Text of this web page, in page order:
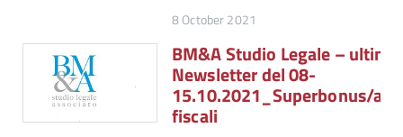
8 October 2021
BM&A Studio Legale – ultima
Newsletter del 08-
15.10.2021_Superbonus/
fiscali